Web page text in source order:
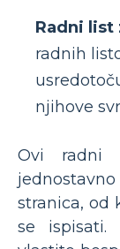
Radni list
radnih
njihove
Ovi radni
stranica, od
se ispisati.